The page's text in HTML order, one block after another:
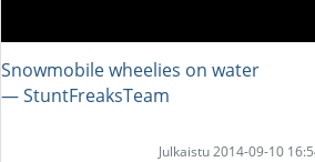
Snowmobile wheelies on water
― StuntFreaksTeam
Julkaistu 2014-09-10